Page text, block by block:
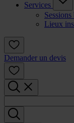
Services
Lieux
Demander un devis